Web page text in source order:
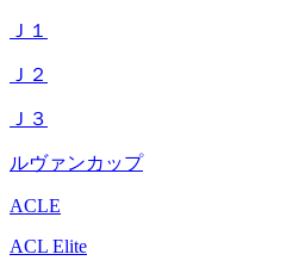
Ｊ１
Ｊ２
Ｊ３
ルヴァンカップ
ACLE
ACL Elite